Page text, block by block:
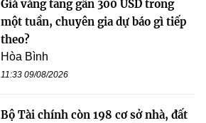
Giá vàng tăng gần 300 USD trong
một tuần, chuyên gia dự báo gì tiếp
theo?
Hòa Bình
11:33 09/08/2026
Bộ Tài chính còn 198 cơ sở nhà, đất